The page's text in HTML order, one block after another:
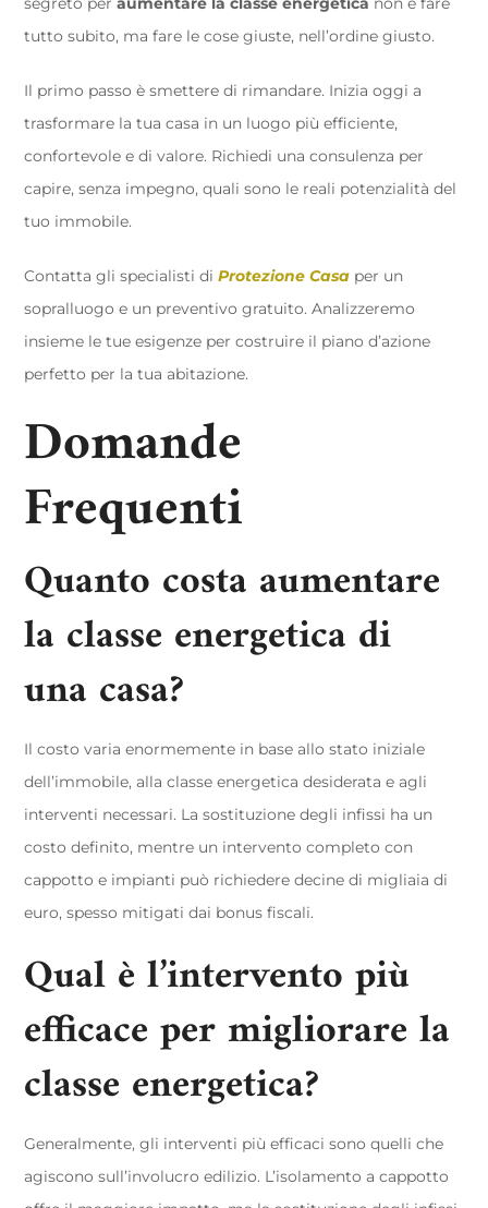
tutto subito, ma fare le cose giuste, nell’ordine giusto.
Il primo passo è smettere di rimandare. Inizia oggi a
trasformare la tua casa in un luogo più efficiente,
confortevole e di valore. Richiedi una consulenza per
capire, senza impegno, quali sono le reali potenzialità del
tuo immobile.
Contatta gli specialisti diProtezione Casa per un
sopralluogo e un preventivo gratuito. Analizzeremo
insieme le tue esigenze per costruire il piano d’azione
perfetto per la tua abitazione.
Domande
Frequenti
Quanto costa aumentare
la classe energetica di
una casa?
Il costo varia enormemente in base allo stato iniziale
dell’immobile, alla classe energetica desiderata e agli
interventi necessari. La sostituzione degli infissi ha un
costo definito, mentre un intervento completo con
cappotto e impianti può richiedere decine di migliaia di
euro, spesso mitigati dai bonus fiscali.
Qual è l’intervento più
efficace per migliorare la
classe energetica?
Generalmente, gli interventi più efficaci sono quelli che
agiscono sull’involucro edilizio. L’isolamento a cappotto